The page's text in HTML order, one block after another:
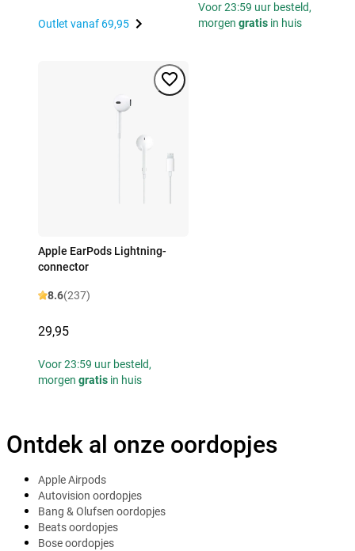
Outlet vanaf 69,95
Voor 23:59 uur besteld,
morgen gratis in huis
Apple EarPods Lightning-
connector
8.6(237)
29,95
Voor 23:59 uur besteld,
morgen gratis in huis
Ontdek al onze oordopjes
Apple Airpods
Autovision oordopjes
Bang & Olufsen oordopjes
Beats oordopjes
Bose oordopjes